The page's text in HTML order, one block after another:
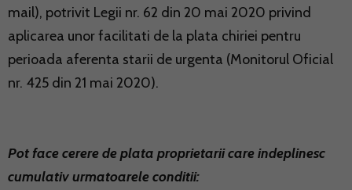
mail), potrivit Legii nr. 62 din 20 mai 2020 privind
aplicarea unor facilitati de la plata chiriei pentru
perioada aferenta starii de urgenta (Monitorul Oficial
nr. 425 din 21 mai 2020).
Pot face cerere de plata proprietarii care indeplinesc
cumulativ urmatoarele conditii: